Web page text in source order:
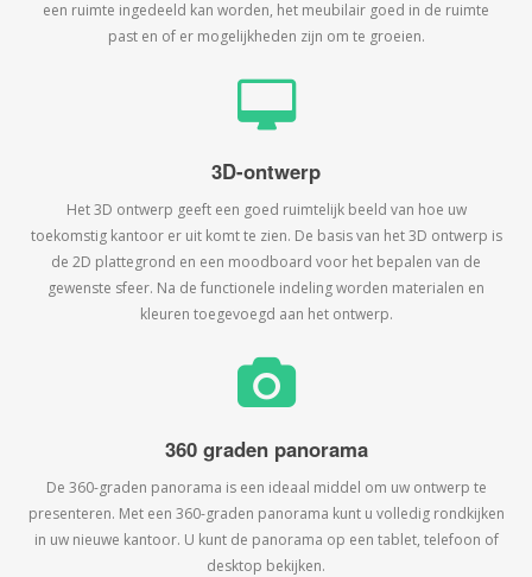
een ruimte ingedeeld kan worden, het meubilair goed in de ruimte
past en of er mogelijkheden zijn om te groeien.
3D-ontwerp
Het 3D ontwerp geeft een goed ruimtelijk beeld van hoe uw
toekomstig kantoor er uit komt te zien. De basis van het 3D ontwerp is
de 2D plattegrond en een moodboard voor het bepalen van de
gewenste sfeer. Na de functionele indeling worden materialen en
kleuren toegevoegd aan het ontwerp.
360 graden panorama
De 360-graden panorama is een ideaal middel om uw ontwerp te
presenteren. Met een 360-graden panorama kunt u volledig rondkijken
in uw nieuwe kantoor. U kunt de panorama op een tablet, telefoon of
desktop bekijken.